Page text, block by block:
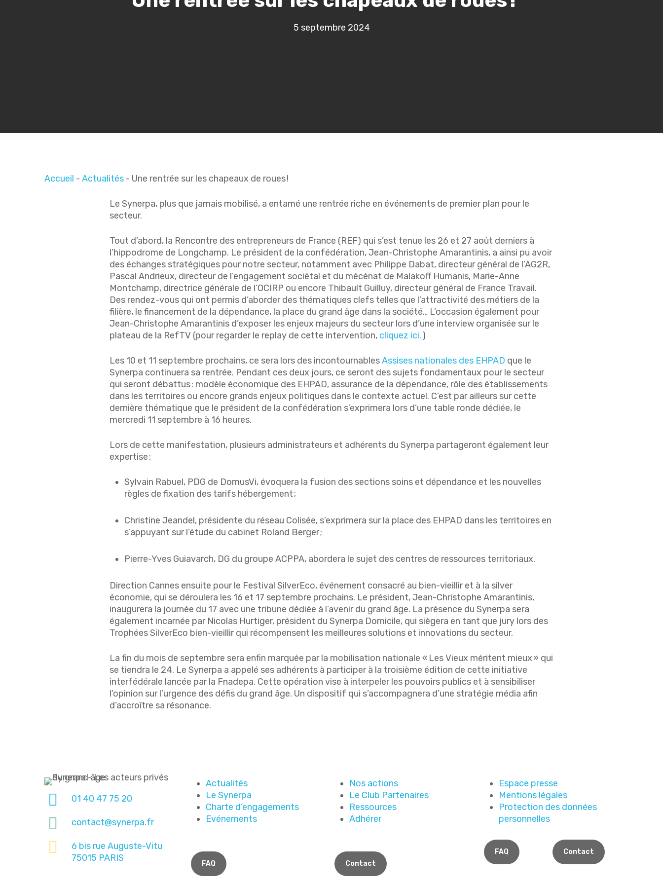
5 septembre 2024
Accueil - Actualités - Une rentrée sur les chapeaux de roues !
Le Synerpa, plus que jamais mobilisé, a entamé une rentrée riche en événements de premier plan pour le
secteur.
Tout d’abord, la Rencontre des entrepreneurs de France (REF) qui s’est tenue les 26 et 27 août derniers à
l’hippodrome de Longchamp. Le président de la confédération, Jean-Christophe Amarantinis, a ainsi pu avoir
des échanges stratégiques pour notre secteur, notamment avec Philippe Dabat, directeur général de l’AG2R,
Pascal Andrieux, directeur de l’engagement sociétal et du mécénat de Malakoff Humanis, Marie-Anne
Montchamp, directrice générale de l’OCIRP ou encore Thibault Guilluy, directeur général de France Travail.
Des rendez-vous qui ont permis d’aborder des thématiques clefs telles que l’attractivité des métiers de la
filière, le financement de la dépendance, la place du grand âge dans la société… L’occasion également pour
Jean-Christophe Amarantinis d’exposer les enjeux majeurs du secteur lors d’une interview organisée sur le
plateau de la RefTV (pour regarder le replay de cette intervention, cliquez ici.)
Les 10 et 11 septembre prochains, ce sera lors des incontournablesAssises nationales des EHPAD que le
Synerpa continuera sa rentrée. Pendant ces deux jours, ce seront des sujets fondamentaux pour le secteur
qui seront débattus : modèle économique des EHPAD, assurance de la dépendance, rôle des établissements
dans les territoires ou encore grands enjeux politiques dans le contexte actuel. C’est par ailleurs sur cette
dernière thématique que le président de la confédération s’exprimera lors d’une table ronde dédiée, le
mercredi 11 septembre à 16 heures.
Lors de cette manifestation, plusieurs administrateurs et adhérents du Synerpa partageront également leur
expertise :
Sylvain Rabuel, PDG de DomusVi, évoquera la fusion des sections soins et dépendance et les nouvelles
règles de fixation des tarifs hébergement ;
Christine Jeandel, présidente du réseau Colisée, s’exprimera sur la place des EHPAD dans les territoires en
s’appuyant sur l’étude du cabinet Roland Berger ;
Pierre-Yves Guiavarch, DG du groupe ACPPA, abordera le sujet des centres de ressources territoriaux.
Direction Cannes ensuite pour le Festival SilverEco, événement consacré au bien-vieillir et à la silver
économie, qui se déroulera les 16 et 17 septembre prochains. Le président, Jean-Christophe Amarantinis,
inaugurera la journée du 17 avec une tribune dédiée à l’avenir du grand âge. La présence du Synerpa sera
également incarnée par Nicolas Hurtiger, président du Synerpa Domicile, qui siègera en tant que jury lors des
Trophées SilverEco bien-vieillir qui récompensent les meilleures solutions et innovations du secteur.
La fin du mois de septembre sera enfin marquée par la mobilisation nationale « Les Vieux méritent mieux » qui
se tiendra le 24. Le Synerpa a appelé ses adhérents à participer à la troisième édition de cette initiative
interfédérale lancée par la Fnadepa. Cette opération vise à interpeler les pouvoirs publics et à sensibiliser
l’opinion sur l’urgence des défis du grand âge. Un dispositif qui s’accompagnera d’une stratégie média afin
d’accroître sa résonance.
01 40 47 75 20
contact@synerpa.fr
6 bis rue Auguste-Vitu
75015 PARIS
Actualités
Le Synerpa
Charte d’engagements
Evénements
Nos actions
Le Club Partenaires
Ressources
Adhérer
FAQ Contact
Espace presse
Mentions légales
Protection des données
personnelles
FAQ Contact